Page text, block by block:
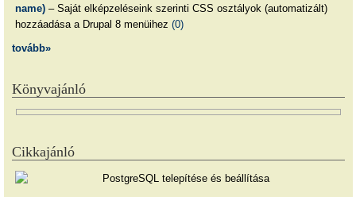
name)– Saját elképzeléseink szerinti CSS osztályok (automatizált)
hozzáadása a Drupal 8 menüihez (0)
tovább»
Könyvajánló
Cikkajánló